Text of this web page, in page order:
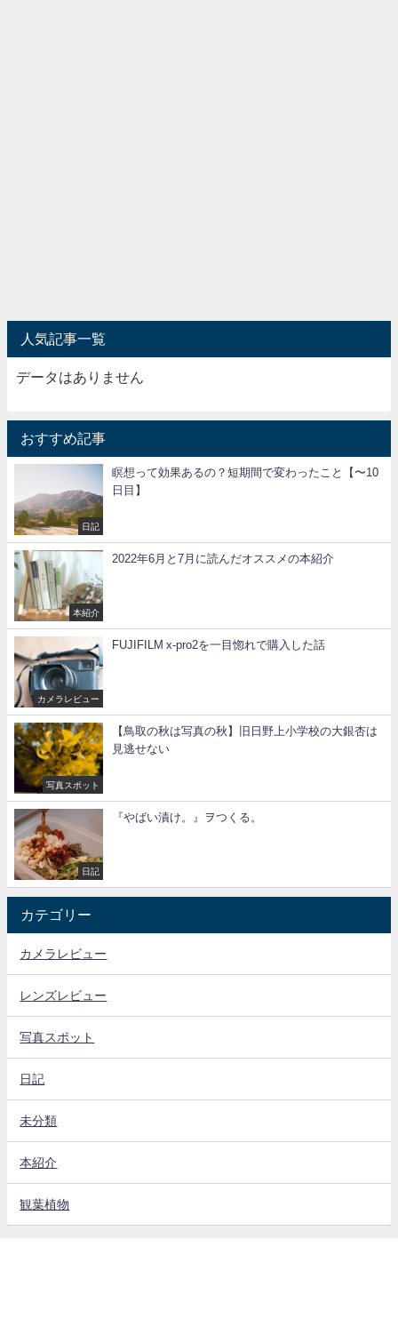
人気記事一覧
データはありません
おすすめ記事
日記
瞑想って効果あるの？短期間で変わったこと【〜10
日目】
本紹介
2022年6月と7月に読んだオススメの本紹介
カメラレビュー
FUJIFILM x-pro2を一目惚れで購入した話
写真スポット
【鳥取の秋は写真の秋】旧日野上小学校の大銀杏は
見逃せない
日記
『やばい漬け。』ヲつくる。
カテゴリー
カメラレビュー
レンズレビュー
写真スポット
日記
未分類
本紹介
観葉植物